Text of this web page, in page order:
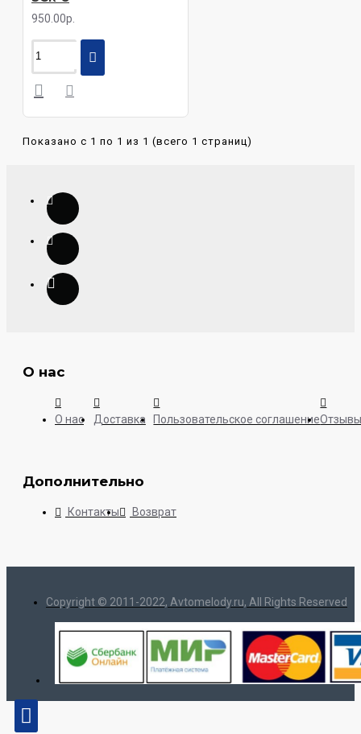
950.00р.
Показано с 1 по 1 из 1 (всего 1 страниц)
О нас
О нас Доставка Пользовательское соглашение
Дополнительно
Контакты Возврат
Copyright © 2011-2022, Avtomelody.ru, All Rights Reserved